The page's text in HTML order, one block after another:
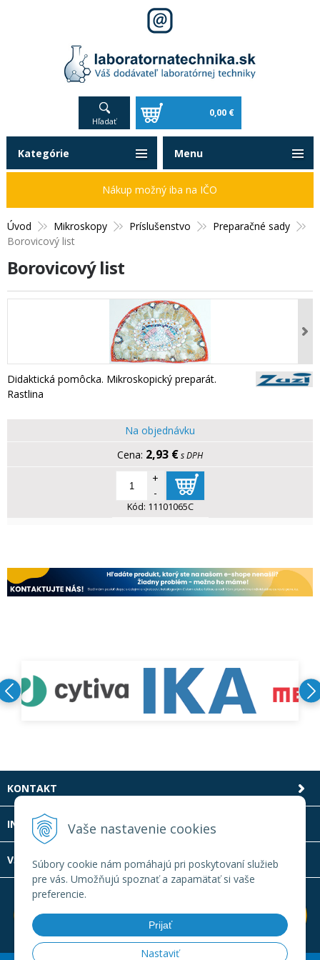
Vaše nastavenie cookies
Súbory cookie nám pomáhajú pri poskytovaní služieb
pre vás. Umožňujú spoznať a zapamätať si vaše
preferencie.
Prijať
Nastaviť
Hľadať
0,00 €
Úvod Mikroskopy Príslušenstvo
Preparačné sady
Borovicový list
Borovicový list
Didaktická pomôcka. Mikroskopický preparát.
Rastlina
Na objednávku
2,93 €s DPH
+
-
Kód: 11101065C
Kategórie
Nákup možný iba na IČO
Menu
KONTAKT
INFOLINKA
VŠETKO O NÁKUPE